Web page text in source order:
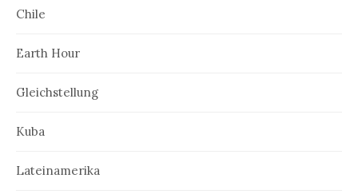
Chile
Earth Hour
Gleichstellung
Kuba
Lateinamerika